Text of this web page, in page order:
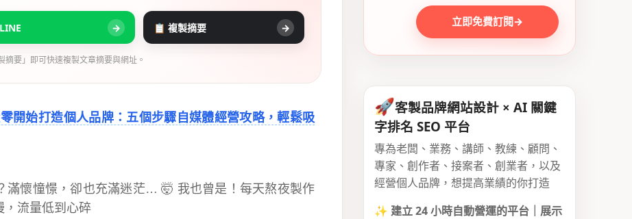
→ 📋 複製摘要 →
摘要」即可快速複製文章摘要與網址。
零開始打造個人品牌：五個步驟自媒體經營攻略，輕鬆吸
滿懷憧憬，卻也充滿迷茫… 🤯 我也曾是！每天熬夜製作
，流量低到心碎
立即免費訂閱→
🚀客製品牌網站設計 × AI 關鍵
字排名 SEO 平台
專為老闆、業務、講師、教練、顧問、
專家、創作者、接案者、創業者，以及
經營個人品牌，想提高業績的你打造
✨ 建立 24 小時自動營運的平台｜展示